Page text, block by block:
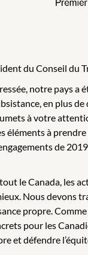
du Conseil du
notre pays a
en plus
à votre
éléments à
de
le Canada, les
Nous devons
propre.
pour les
et défendre